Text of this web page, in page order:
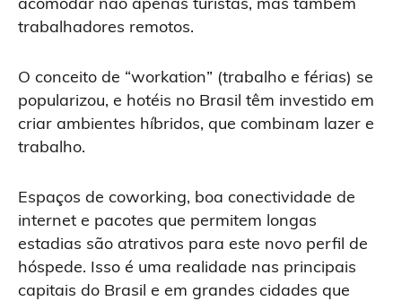
trabalhadores remotos.
O conceito de “workation” (trabalho e férias) se
popularizou, e hotéis no Brasil têm investido em
criar ambientes híbridos, que combinam lazer e
trabalho.
Espaços de coworking, boa conectividade de
internet e pacotes que permitem longas
estadias são atrativos para este novo perfil de
hóspede. Isso é uma realidade nas principais
capitais do Brasil e em grandes cidades que